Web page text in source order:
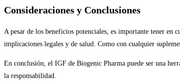
Consideraciones y Conclusiones
A pesar de los beneficios potenciales, es importante tener en
implicaciones legales y de salud. Como con cualquier
En conclusión, el IGF de Biogenic Pharma puede ser una
la responsabilidad.